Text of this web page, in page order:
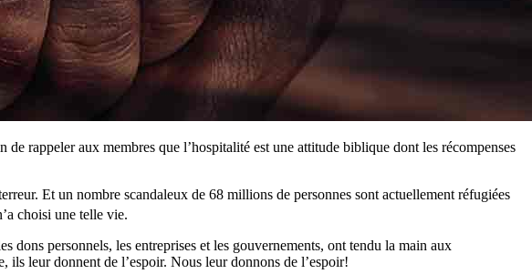
rappeler aux membres que l’hospitalité est une attitude biblique dont les récompenses
Et un nombre scandaleux de 68 millions de personnes sont actuellement réfugiées
choisi une telle vie.
dons personnels, les entreprises et les gouvernements, ont tendu la main aux
ils leur donnent de l’espoir. Nous leur donnons de l’espoir!